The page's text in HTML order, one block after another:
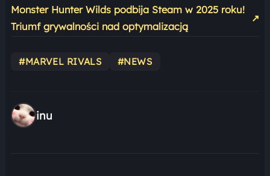
Monster Hunter Wilds podbija Steam w 2025 roku!
Triumf grywalności nad optymalizacją
↗
#MARVEL RIVALS #NEWS
inu